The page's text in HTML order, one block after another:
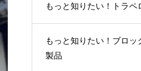
もっと知りたい！トラペ
もっと知りたい！ブロッ
製品